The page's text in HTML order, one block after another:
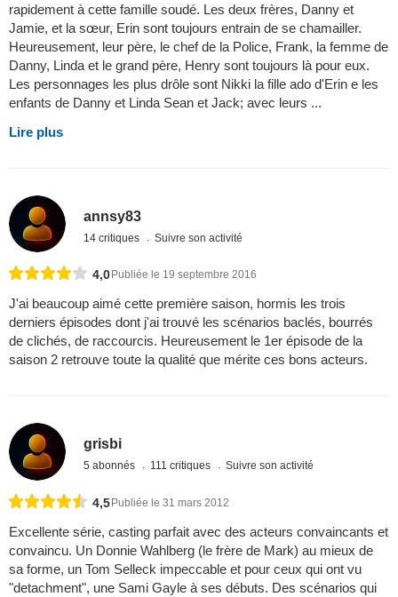
rapidement à cette famille soudé. Les deux frères, Danny et
Jamie, et la sœur, Erin sont toujours entrain de se chamailler.
Heureusement, leur père, le chef de la Police, Frank, la femme de
Danny, Linda et le grand père, Henry sont toujours là pour eux.
Les personnages les plus drôle sont Nikki la fille ado d'Erin e les
enfants de Danny et Linda Sean et Jack; avec leurs ...
Lire plus
annsy83
14 critiques Suivre son activité
4,0 Publiée le 19 septembre 2016
J'ai beaucoup aimé cette première saison, hormis les trois
derniers épisodes dont j'ai trouvé les scénarios baclés, bourrés
de clichés, de raccourcis. Heureusement le 1er épisode de la
saison 2 retrouve toute la qualité que mérite ces bons acteurs.
grisbi
5 abonnés 111 critiques Suivre son activité
4,5Publiée le 31 mars 2012
Excellente série, casting parfait avec des acteurs convaincants et
convaincu. Un Donnie Wahlberg (le frère de Mark) au mieux de
sa forme, un Tom Selleck impeccable et pour ceux qui ont vu
"detachment", une Sami Gayle à ses débuts. Des scénarios qui